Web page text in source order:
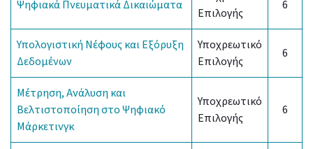
Ψηφιακά Πνευματικά Δικαιώματα
Επιλογής
6
Υπολογιστική Νέφους και Εξόρυξη
Δεδομένων
Υποχρεωτικό
Επιλογής
6
Μέτρηση, Ανάλυση και
Βελτιστοποίηση στο Ψηφιακό
Μάρκετινγκ
Υποχρεωτικό
Επιλογής
6